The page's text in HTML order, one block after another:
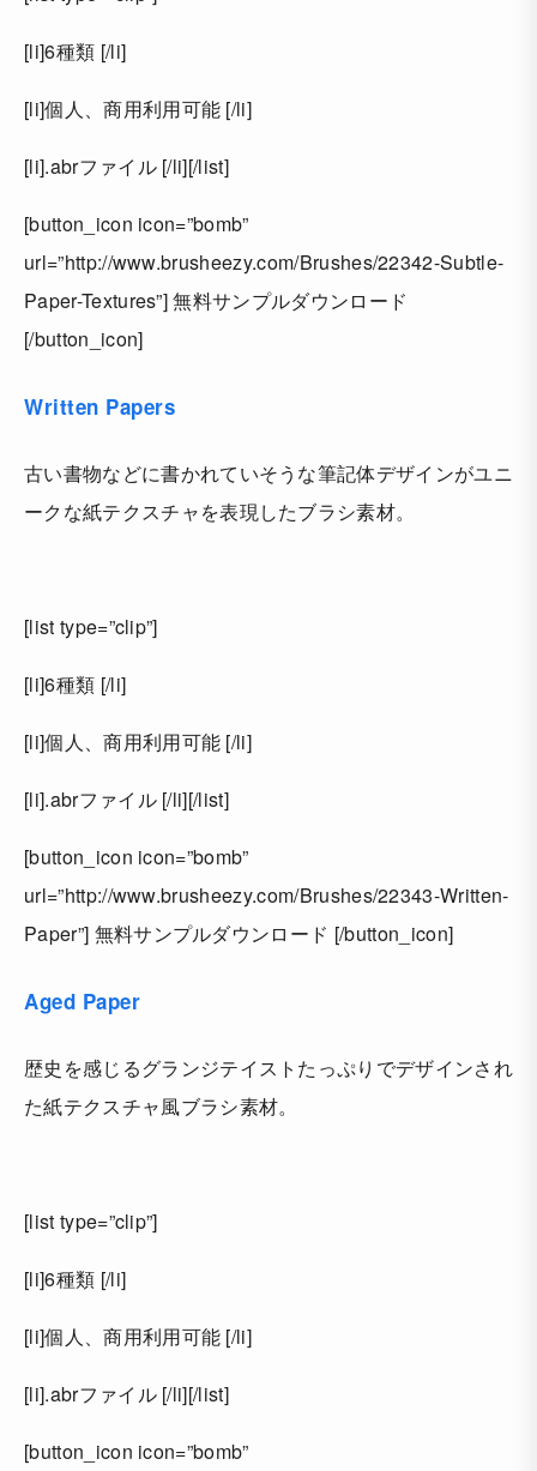
[li]6種類 [/li]
[li]個人、商用利用可能 [/li]
[li].abrファイル [/li][/list]
[button_icon icon=”bomb”
url=”http://www.brusheezy.com/Brushes/22342-Subtle-
Paper-Textures”] 無料サンプルダウンロード
[/button_icon]
Written Papers
古い書物などに書かれていそうな筆記体デザインがユニ
ークな紙テクスチャを表現したブラシ素材。
[list type=”clip”]
[li]6種類 [/li]
[li]個人、商用利用可能 [/li]
[li].abrファイル [/li][/list]
[button_icon icon=”bomb”
url=”http://www.brusheezy.com/Brushes/22343-Written-
Paper”] 無料サンプルダウンロード [/button_icon]
Aged Paper
歴史を感じるグランジテイストたっぷりでデザインされ
た紙テクスチャ風ブラシ素材。
[list type=”clip”]
[li]6種類 [/li]
[li]個人、商用利用可能 [/li]
[li].abrファイル [/li][/list]
[button_icon icon=”bomb”